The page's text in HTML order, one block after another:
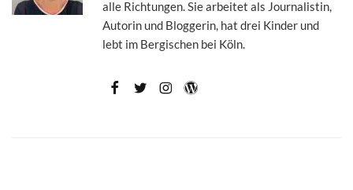
alle Richtungen. Sie arbeitet als Journalistin,
Autorin und Bloggerin, hat drei Kinder und
lebt im Bergischen bei Köln.